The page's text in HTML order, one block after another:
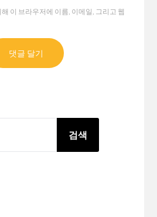
이 브라우저에 이름, 이메일, 그리고 웹
검색